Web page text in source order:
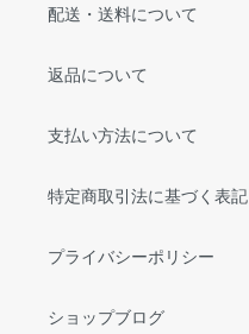
配送・送料について
返品について
支払い方法について
特定商取引法に基づく表記
プライバシーポリシー
ショップブログ